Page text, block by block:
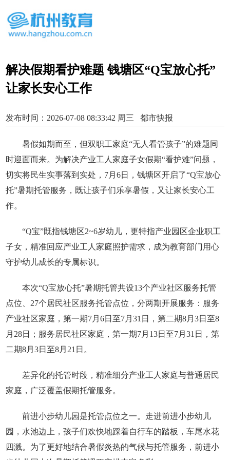
解决假期看护难题 钱塘区“Q宝放心托”
让家长安心工作
发布时间：2026-07-08 08:33:42 周三 都市快报
暑假如期而至，但双职工家庭“无人看管孩子”的难题同
时迎面而来。为解决产业工人家庭子女假期“看护难”问题，
切实将民生实事落到实处，7月6日，钱塘区开启了“Q宝放心
托”暑期托管服务，既让孩子们乐享暑假，又让家长安心工
作。
“Q宝”既指钱塘区2~6岁幼儿，更特指产业园区企业职工
子女，精准回应产业工人家庭照护需求，成为教育部门用心
守护幼儿成长的专属标识。
本次“Q宝放心托”暑期托管共设13个产业社区服务托管
点位、27个居民社区服务托管点位，分两期开展服务：服务
产业社区家庭，第一期7月6日至7月31日，第二期8月3日至8
月28日；服务居民社区家庭，第一期7月13日至7月31日，第
二期8月3日至8月21日。
差异化的托管时段，精准细分产业工人家庭与普通居民
家庭，广泛覆盖假期托管服务。
前进小步幼儿园是托管点位之一。走进前进小步幼儿
园，水池边上，孩子们欢快地踩着自行车的踏板，车尾水花
四溅。为了更好地结合暑假炎热的气候与托管服务，前进小